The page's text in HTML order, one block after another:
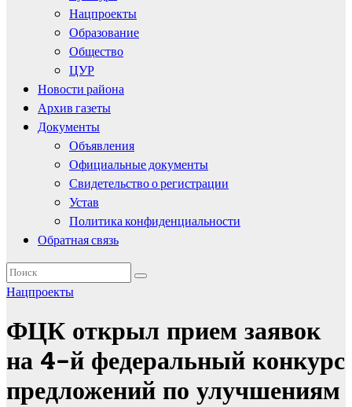
Нацпроекты
Образование
Общество
ЦУР
Новости района
Архив газеты
Документы
Объявления
Официальные документы
Свидетельство о регистрации
Устав
Политика конфиденциальности
Обратная связь
Нацпроекты
ФЦК открыл прием заявок
на 4-й федеральный конкурс
предложений по улучшениям